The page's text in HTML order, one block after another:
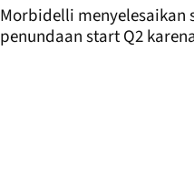
Morbidelli menyelesaikan
penundaan start Q2